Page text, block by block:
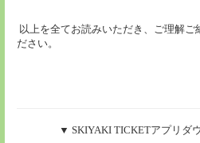
以上を全てお読みいただき、ご理解ご
ださい。
▼ SKIYAKI TICKETアプリダ